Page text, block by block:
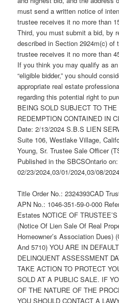
must send a written notice of
trustee receives it no more than
Third, you must submit a bid, by
described in Section 2924m(c) of
trustee receives it no more than
If you think you may qualify as an
“eligible bidder,” you should
appropriate real estate
regarding this potential right to
BEING SOLD SUBJECT TO
REDEMPTION CONTAINED IN
Date: 2/13/2024 S.B.S LIEN
Suite 106, Westlake Village,
Young, Sr. Trustee Sale Officer
Published in the SBCSOntario on:
02/23/2024,03/01/2024,03/08/2024
Title Order No.: 2324393CAD
APN No.: 1046-351-59-0-000
Estates NOTICE OF
(Notice Of Lien Sale Of Real
Homeowner’s Association Dues)
And 5710) YOU ARE IN
DELINQUENT ASSESSMENT
TAKE ACTION TO PROTECT
SOLD AT A PUBLIC SALE. IF
OF THE NATURE OF THE
YOU SHOULD CONTACT A